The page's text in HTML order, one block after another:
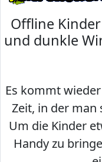
Offline
und dunkle
Es kommt
Zeit, in der man
Um die Kinder
Handy zu